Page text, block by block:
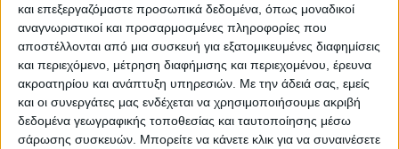
και επεξεργαζόμαστε προσωπικά δεδομένα, όπως μοναδικοί
αναγνωριστικοί και προσαρμοσμένες πληροφορίες που
αποστέλλονται από μια συσκευή για εξατομικευμένες διαφημίσεις
και περιεχόμενο, μέτρηση διαφήμισης και περιεχομένου, έρευνα
ακροατηρίου και ανάπτυξη υπηρεσιών. Με την άδειά σας, εμείς
και οι συνεργάτες μας ενδέχεται να χρησιμοποιήσουμε ακριβή
δεδομένα γεωγραφικής τοποθεσίας και ταυτοποίησης μέσω
σάρωσης συσκευών. Μπορείτε να κάνετε κλικ για να συναινέσετε
που βρίσκονται ακόμη στην αρχή του ταξιδιού τους
προς την αξιοποίηση των ευρωπαϊκών
χρηματοδοτήσεων. Οι προσκλήσεις χρηματοδότησης
που φιλοξενούνται στοopencalls.fundείναι ιδανικές
για την πρώτη τους συμμετοχή, καθώς διακρίνονται
από σαφή κριτήρια επιλογής, φιλικό προς τον χρήστη
περιβάλλον και εύκολη διαδικασία υποβολής